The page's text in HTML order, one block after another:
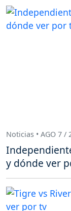
Noticias • AGO 7 /
y dónde ver